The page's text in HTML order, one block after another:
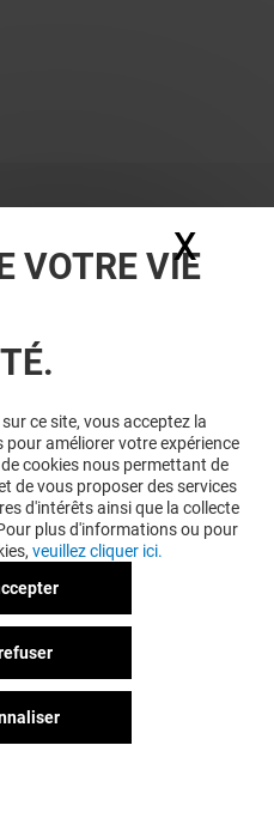
VOTRE VIE
ce site, vous acceptez la
pour améliorer votre expérience
cookies nous permettant de
de vous proposer des services
d'intérêts ainsi que la collecte
plus d'informations ou pour
veuillez cliquer ici.
X